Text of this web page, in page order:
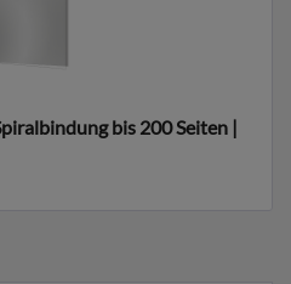
bis 200 Seiten |